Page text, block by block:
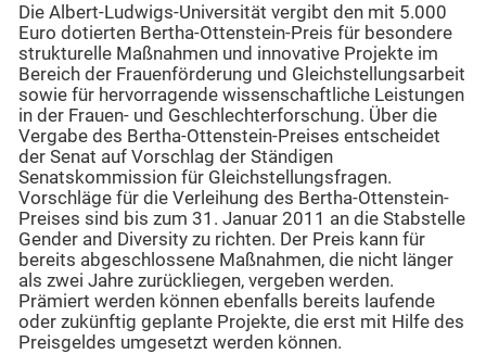
Die Albert-Ludwigs-Universität vergibt den mit 5.000
Euro dotierten Bertha-Ottenstein-Preis für besondere
strukturelle Maßnahmen und innovative Projekte im
Bereich der Frauenförderung und Gleichstellungsarbeit
sowie für hervorragende wissenschaftliche Leistungen
in der Frauen- und Geschlechterforschung. Über die
Vergabe des Bertha-Ottenstein-Preises entscheidet
der Senat auf Vorschlag der Ständigen
Senatskommission für Gleichstellungsfragen.
Vorschläge für die Verleihung des Bertha-Ottenstein-
Preises sind bis zum 31. Januar 2011 an die Stabstelle
Gender and Diversity zu richten. Der Preis kann für
bereits abgeschlossene Maßnahmen, die nicht länger
als zwei Jahre zurückliegen, vergeben werden.
Prämiert werden können ebenfalls bereits laufende
oder zukünftig geplante Projekte, die erst mit Hilfe des
Preisgeldes umgesetzt werden können.